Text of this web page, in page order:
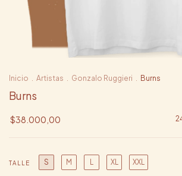
Inicio Artistas Gonzalo Ruggieri Burns
Burns
$38.000,00
TALLE S M XL XXL